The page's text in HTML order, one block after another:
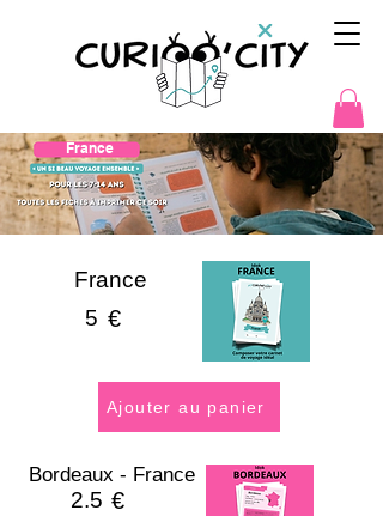
France
5
France
€
Ajouter au panier
Bordeaux - France
2.5 €